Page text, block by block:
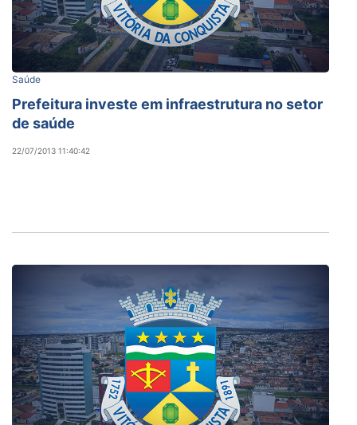
Saúde
Prefeitura investe em infraestrutura no setor
de saúde
22/07/2013 11:40:42